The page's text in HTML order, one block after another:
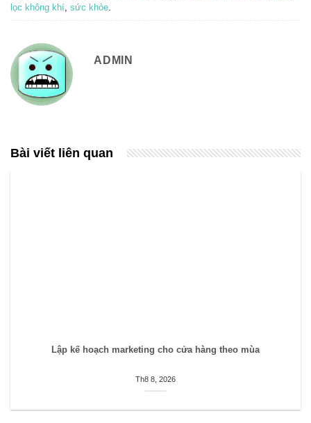
lọc không khí, sức khỏe.
ADMIN
Bài viết liên quan
Lập kế hoạch marketing cho cửa hàng theo mùa
Th8 8, 2026